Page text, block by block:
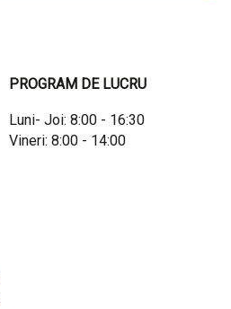
PROGRAM DE LUCRU
Luni- Joi: 8:00 - 16:30
Vineri: 8:00 - 14:00